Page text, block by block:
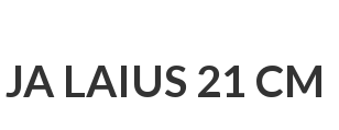
LAIUS 21 CM